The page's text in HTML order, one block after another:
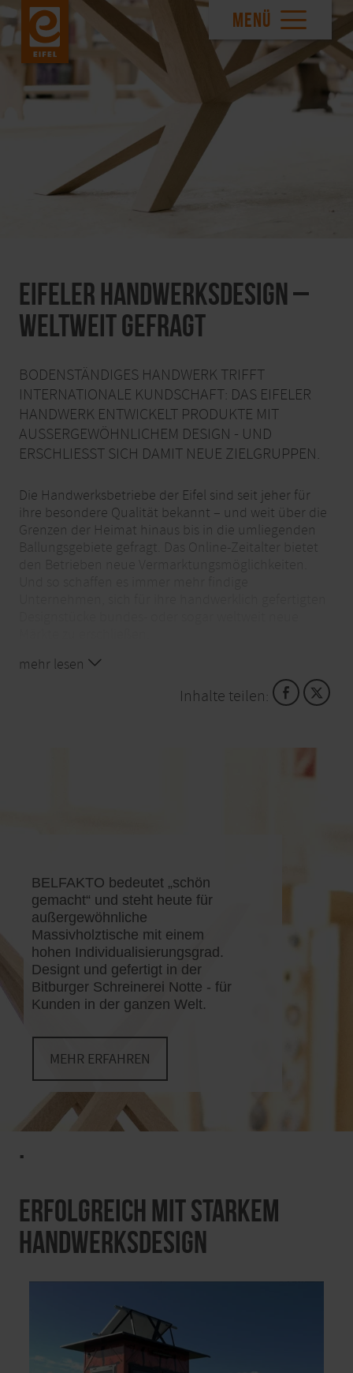
MENÜ
Eifeler Handwerksdesign –
weltweit gefragt
BODENSTÄNDIGES HANDWERK TRIFFT
INTERNATIONALE KUNDSCHAFT: DAS EIFELER
HANDWERK ENTWICKELT PRODUKTE MIT
AUSSERGEWÖHNLICHEM DESIGN - UND E
RSCHLIESST SICH DAMIT NEUE ZIELGRUPPEN.
Die Handwerksbetriebe der Eifel sind seit jeher für
ihre besondere Qualität bekannt – und weit über die
Grenzen der Heimat hinaus bis in die umliegenden
Ballungsgebiete gefragt. Das Online-Zeitalter bietet
mehr lesen
Inhalte teilen:
BELFAKTO bedeutet „schön
gemacht“ und steht heute für
außergewöhnliche
Massivholztische mit einem
hohen Individualisierungsgrad.
Designt und gefertigt in der
Bitburger Schreinerei Notte - für
Kunden in der ganzen Welt.
MEHR ERFAHREN
.
Erfolgreich mit starkem
Handwerksdesign